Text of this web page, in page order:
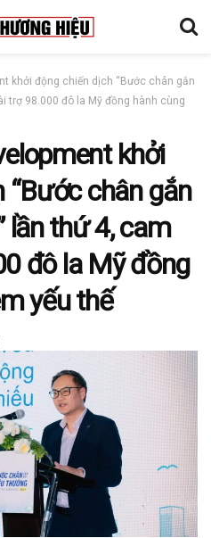
khởi động chiến dịch “Bước chân gắn
trợ 98.000 đô la Mỹ đồng hành cùng
khởi
chân gắn
lần thứ 4, cam
đô la Mỹ đồng
yếu thế